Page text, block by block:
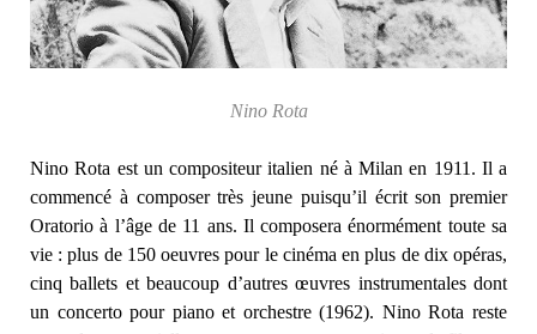
Nino Rota
Nino Rota est un compositeur italien né à Milan en 1911. Il a
commencé à composer très jeune puisqu’il écrit son premier
Oratorio à l’âge de 11 ans. Il composera énormément toute sa
vie : plus de 150 oeuvres pour le cinéma en plus de dix opéras,
cinq ballets et beaucoup d’autres œuvres instrumentales dont
un concerto pour piano et orchestre (1962). Nino Rota reste